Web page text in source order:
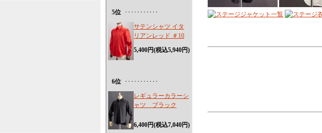
5位
･･･････････
サテンシャツ イタ
リアンレッド ＃10
5,400円(税込5,940円)
6位
･･･････････
レギュラーカラーシ
ャツ ブラック
6,400円(税込7,040円)